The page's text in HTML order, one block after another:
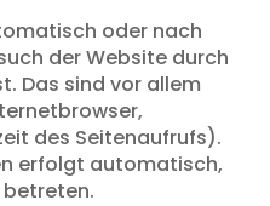
oder nach
der Website durch
Das sind vor allem
des Seitenaufrufs).
erfolgt automatisch,